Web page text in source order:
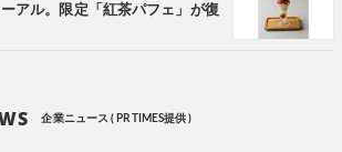
アル。限定「紅茶パフェ」が復
企業ニュース ( PR TIMES提供 )